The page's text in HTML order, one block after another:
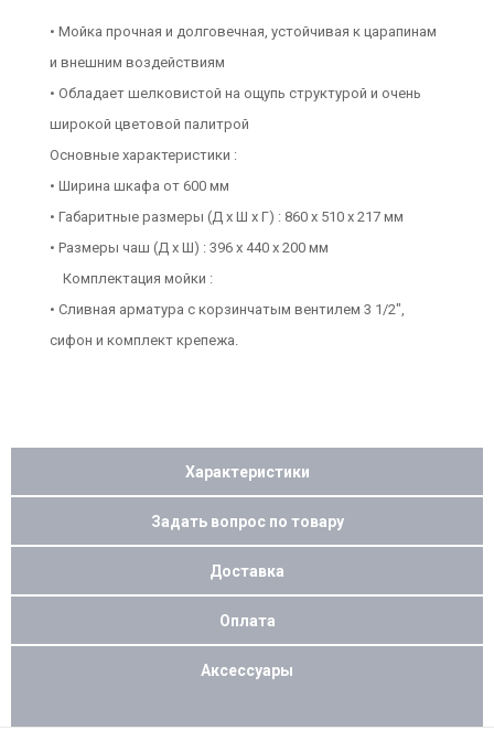
• Мойка прочная и долговечная, устойчивая к царапинам
и внешним воздействиям
• Обладает шелковистой на ощупь структурой и очень
широкой цветовой палитрой
Основные характеристики :
• Ширина шкафа от 600 мм
• Габаритные размеры (Д х Ш х Г) : 860 х 510 х 217 мм
• Размеры чаш (Д х Ш) : 396 х 440 х 200 мм
Комплектация мойки :
• Сливная арматура с корзинчатым вентилем 3 1/2",
сифон и комплект крепежа.
Характеристики
Задать вопрос по товару
Доставка
Оплата
Аксессуары